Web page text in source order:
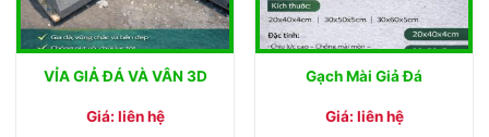
VỈA GIẢ ĐÁ VÀ VÂN 3D
Giá: liên hệ
Gạch Mài Giả Đá
Giá: liên hệ